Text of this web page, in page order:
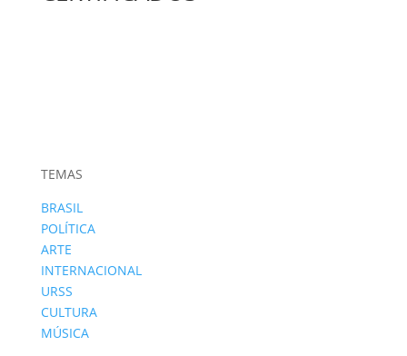
TEMAS
BRASIL
POLÍTICA
ARTE
INTERNACIONAL
URSS
CULTURA
MÚSICA